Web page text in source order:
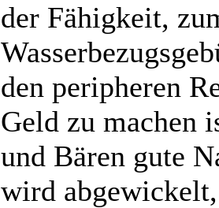
der Fähigkeit,
den peripheren
Geld zu machen
und Bären gute
wird